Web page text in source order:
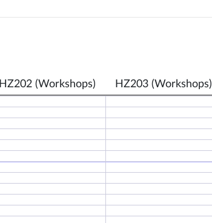
HZ202 (Workshops) HZ203 (Workshops)